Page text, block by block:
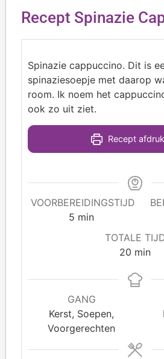
Recept Spinazie
Spinazie cappuccino. Dit is
spinaziesoepje met daarop
room. Ik noem het
ook zo uit ziet.
Recept
VOORBEREIDINGSTIJD
5 min
TOTALE
20 min
GANG
Kerst, Soepen,
Voorgerechten